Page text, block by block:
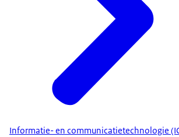
Informatie- en communicatietechnologie